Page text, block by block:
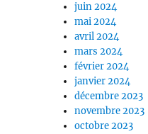
juin 2024
mai 2024
avril 2024
mars 2024
février 2024
janvier 2024
décembre 2023
novembre 2023
octobre 2023